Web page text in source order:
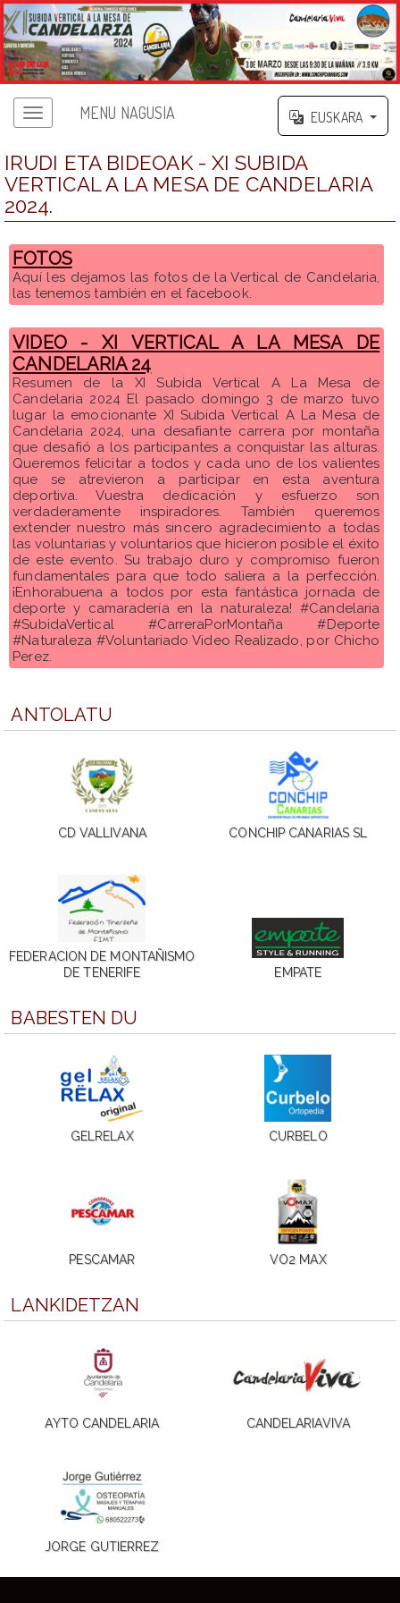
MENU NAGUSIA EUSKARA
IRUDI ETA BIDEOAK - XI SUBIDA
VERTICAL A LA MESA DE CANDELARIA
2024.
FOTOS
Aquí les dejamos las fotos de la Vertical de Candelaria,
las tenemos también en el facebook.
VIDEO - XI VERTICAL A LA MESA DE
CANDELARIA 24
Resumen de la XI Subida Vertical A La Mesa de
Candelaria 2024 El pasado domingo 3 de marzo tuvo
lugar la emocionante XI Subida Vertical A La Mesa de
Candelaria 2024, una desafiante carrera por montaña
que desafió a los participantes a conquistar las alturas.
Queremos felicitar a todos y cada uno de los valientes
que se atrevieron a participar en esta aventura
deportiva. Vuestra dedicación y esfuerzo son
verdaderamente inspiradores. También queremos
extender nuestro más sincero agradecimiento a todas
las voluntarias y voluntarios que hicieron posible el éxito
de este evento. Su trabajo duro y compromiso fueron
fundamentales para que todo saliera a la perfección.
¡Enhorabuena a todos por esta fantástica jornada de
deporte y camaradería en la naturaleza! #Candelaria
#SubidaVertical #CarreraPorMontaña #Deporte
#Naturaleza #Voluntariado Video Realizado, por Chicho
Perez.
ANTOLATU
CD VALLIVANA CONCHIP CANARIAS SL
FEDERACION DE MONTAÑISMO
DE TENERIFE
EMPATE
BABESTEN DU
GELRELAX CURBELO
PESCAMAR VO2 MAX
LANKIDETZAN
AYTO CANDELARIA CANDELARIAVIVA
JORGE GUTIERREZ